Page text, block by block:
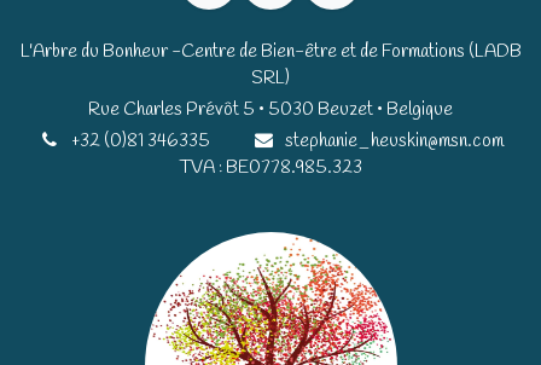
L'Arbre du Bonheur -Centre de Bien-être et de Formations (LADB
SRL)
Rue Charles Prévôt 5 • 5030 Beuzet • Belgique​​
+32 (0)81 346335
stephanie_heuskin@msn.com
TVA : BE0778.985.323